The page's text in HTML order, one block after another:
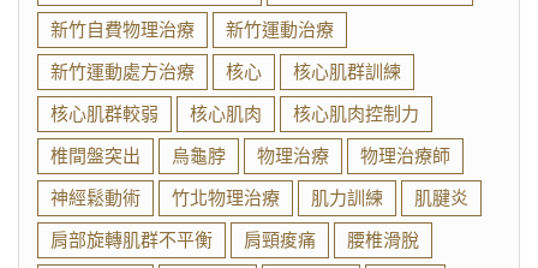
新竹自費物理治療
新竹運動治療
新竹運動處方治療
核心
核心肌群訓練
核心肌群較弱
核心肌肉
核心肌肉控制力
椎間盤突出
烏龜脖 物理治療
物理治療師
神經鬆動術
竹北物理治療 肌力訓練
肌腱炎
肩部旋轉肌群不平衡
肩頸痠痛
腰椎滑脫